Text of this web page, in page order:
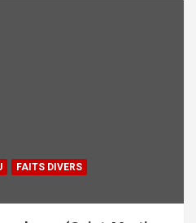
FAITS DIVERS